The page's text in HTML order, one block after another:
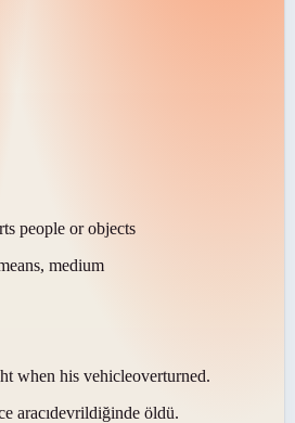
people or objects
medium
when his vehicleoverturned.
aracıdevrildiğinde öldü.